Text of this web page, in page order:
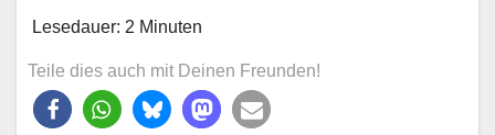
Lesedauer: 2 Minuten
Teile dies auch mit Deinen Freunden!